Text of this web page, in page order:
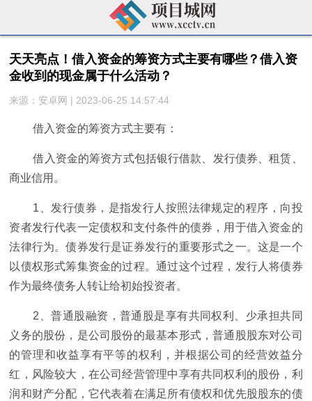
天天亮点！借入资金的筹资方式主要有哪些？借入资
金收到的现金属于什么活动？
来源：安卓网 | 2023-06-25 14:57:44
借入资金的筹资方式主要有：
借入资金的筹资方式包括银行借款、发行债券、租赁、
商业信用。
1、发行债券，是指发行人按照法律规定的程序，向投
资者发行代表一定债权和支付条件的债券，用于借入资金的
法律行为。债券发行是证券发行的重要形式之一。这是一个
以债权形式筹集资金的过程。通过这个过程，发行人将债券
作为最终债务人转让给初始投资者。
2、普通股融资，普通股是享有共同权利、少承担共同
义务的股份，是公司股份的最基本形式，普通股股东对公司
的管理和收益享有平等的权利，并根据公司的经营效益分
红，风险较大，在公司经营管理中享有共同权利的股份，利
润和财产分配，它代表着在满足所有债权和优先股股东的债